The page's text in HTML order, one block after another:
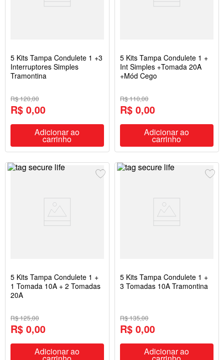
5 Kits Tampa Condulete 1 +3
Interruptores Simples
Tramontina
R$ 120,00
R$ 0,00
Adicionar ao
carrinho
5 Kits Tampa Condulete 1 +
Int Simples +Tomada 20A
+Mód Cego
R$ 110,00
R$ 0,00
Adicionar ao
carrinho
5 Kits Tampa Condulete 1 +
1 Tomada 10A + 2 Tomadas
20A
R$ 125,00
R$ 0,00
Adicionar ao
5 Kits Tampa Condulete 1 +
3 Tomadas 10A Tramontina
R$ 135,00
R$ 0,00
Adicionar ao